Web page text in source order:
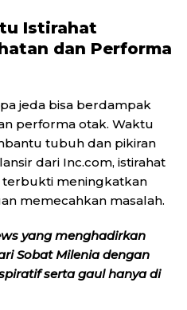
Istirahat
dan Performa
jeda bisa berdampak
performa otak. Waktu
tubuh dan pikiran
dari Inc.com, istirahat
terbukti meningkatkan
memecahkan masalah.
yang menghadirkan
Sobat Milenia dengan
serta gaul hanya di